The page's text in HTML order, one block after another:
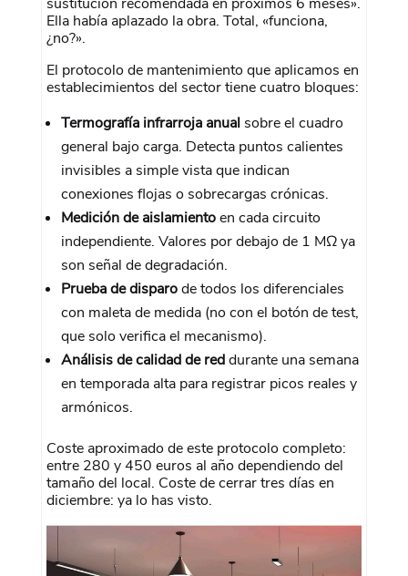
Ella había aplazado la obra. Total, «funciona,
¿no?».
El protocolo de mantenimiento que aplicamos en
establecimientos del sector tiene cuatro bloques:
Termografía infrarroja anualsobre el cuadro
general bajo carga. Detecta puntos calientes
invisibles a simple vista que indican
conexiones flojas o sobrecargas crónicas.
Medición de aislamientoen cada circuito
independiente. Valores por debajo de 1 MΩ ya
son señal de degradación.
Prueba de disparode todos los diferenciales
con maleta de medida (no con el botón de test,
que solo verifica el mecanismo).
Análisis de calidad de reddurante una semana
en temporada alta para registrar picos reales y
armónicos.
Coste aproximado de este protocolo completo:
entre 280 y 450 euros al año dependiendo del
tamaño del local. Coste de cerrar tres días en
diciembre: ya lo has visto.